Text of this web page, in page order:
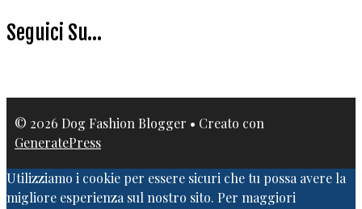
Seguici Su…
© 2026 Dog Fashion Blogger • Creato con
GeneratePress
Utilizziamo i cookie per essere sicuri che tu possa avere la
migliore esperienza sul nostro sito. Per maggiori